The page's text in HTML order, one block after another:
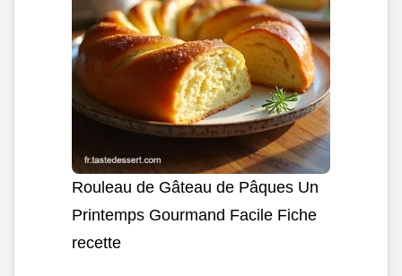
Rouleau de Gâteau de Pâques Un
Printemps Gourmand Facile Fiche
recette